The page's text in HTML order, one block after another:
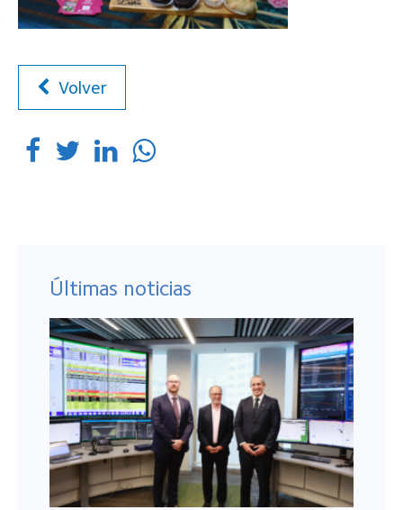
Volver
Últimas noticias